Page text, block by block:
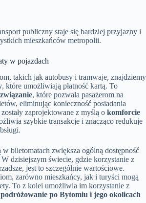
publiczny staje się bardziej przyjazny i
mieszkańców metropolii.
w pojazdach
takich jak autobusy i tramwaje, znajdziemy
, które umożliwiają płatność kartą. To
, które pozwala pasażerom na
eliminując konieczność posiadania
zaprojektowane z myślą o komforcie
szybkie transakcje i znacząco redukuje
w biletomatach zwiększa ogólną dostępność
dzisiejszym świecie, gdzie korzystanie z
jest to szczególnie wartościowe.
zarówno mieszkańcy, jak i turyści mogą
To z kolei umożliwia im korzystanie z
podróżowanie po Bytomiu i jego okolicach